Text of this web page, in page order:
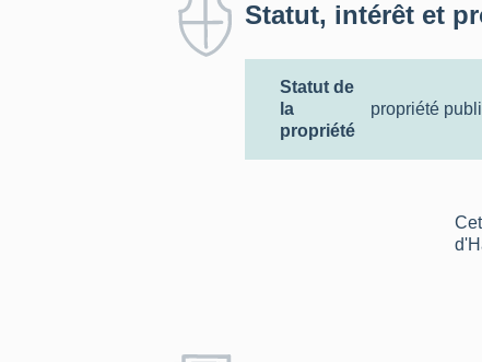
Statut, intérêt et
Statut de
la
propriété
propriété